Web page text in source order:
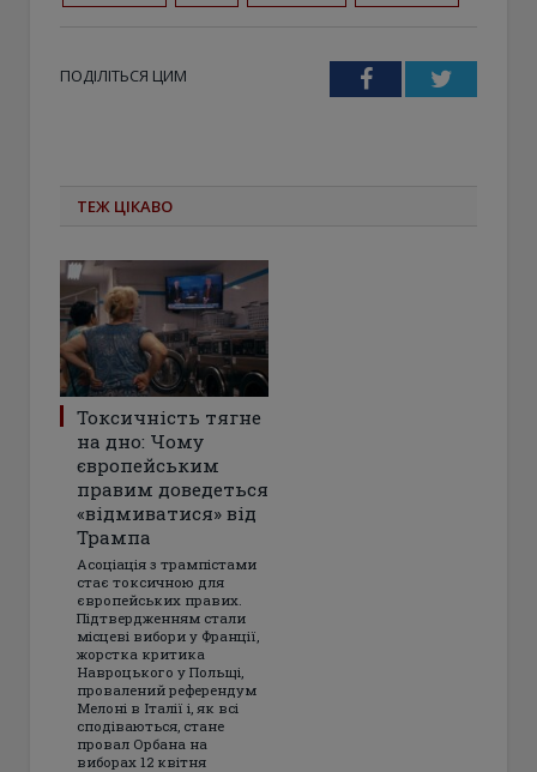
ПОДІЛІТЬСЯ ЦИМ FacebookTwitter
ТЕЖ ЦІКАВО
Токсичність тягне
на дно: Чому
європейським
правим доведеться
«відмиватися» від
Трампа
Асоціація з трампістами
стає токсичною для
європейських правих.
Підтвердженням стали
місцеві вибори у Франції,
жорстка критика
Навроцького у Польщі,
провалений референдум
Мелоні в Італії і, як всі
сподіваються, стане
провал Орбана на
виборах 12 квітня